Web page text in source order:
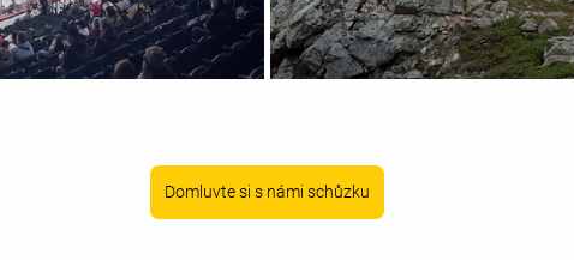
Domluvte si s námi schůzku